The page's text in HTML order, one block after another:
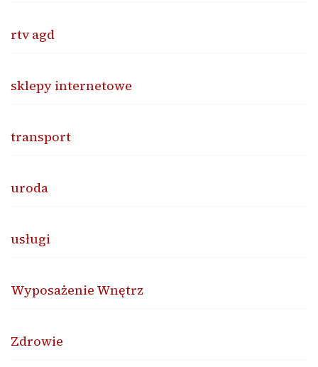
rtv agd
sklepy internetowe
transport
uroda
usługi
Wyposażenie Wnętrz
Zdrowie